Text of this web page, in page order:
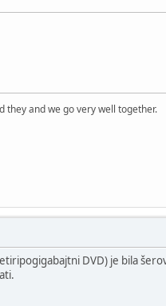
they and we go very well together.
DVD) je bila